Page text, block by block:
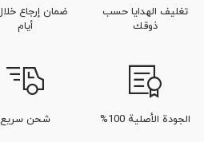
تغليف الهدايا حسب
ذوقك
أيام
الجودة الأصلية 100% شحن سريع